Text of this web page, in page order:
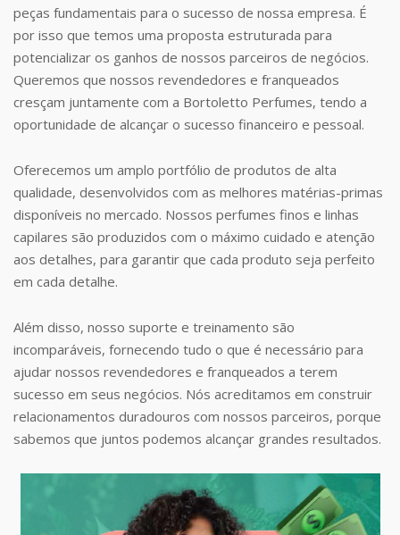
peças fundamentais para o sucesso de nossa empresa. É
por isso que temos uma proposta estruturada para
potencializar os ganhos de nossos parceiros de negócios.
Queremos que nossos revendedores e franqueados
cresçam juntamente com a Bortoletto Perfumes, tendo a
oportunidade de alcançar o sucesso financeiro e pessoal.
Oferecemos um amplo portfólio de produtos de alta
qualidade, desenvolvidos com as melhores matérias-primas
disponíveis no mercado. Nossos perfumes finos e linhas
capilares são produzidos com o máximo cuidado e atenção
aos detalhes, para garantir que cada produto seja perfeito
em cada detalhe.
Além disso, nosso suporte e treinamento são
incomparáveis, fornecendo tudo o que é necessário para
ajudar nossos revendedores e franqueados a terem
sucesso em seus negócios. Nós acreditamos em construir
relacionamentos duradouros com nossos parceiros, porque
sabemos que juntos podemos alcançar grandes resultados.